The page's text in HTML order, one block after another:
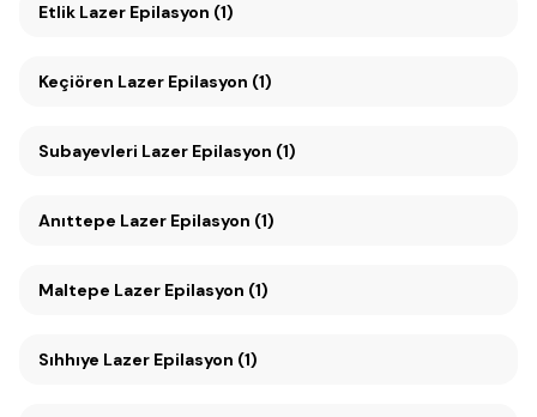
Etlik Lazer Epilasyon (1)
Keçiören Lazer Epilasyon (1)
Subayevleri Lazer Epilasyon (1)
Anıttepe Lazer Epilasyon (1)
Maltepe Lazer Epilasyon (1)
Sıhhıye Lazer Epilasyon (1)